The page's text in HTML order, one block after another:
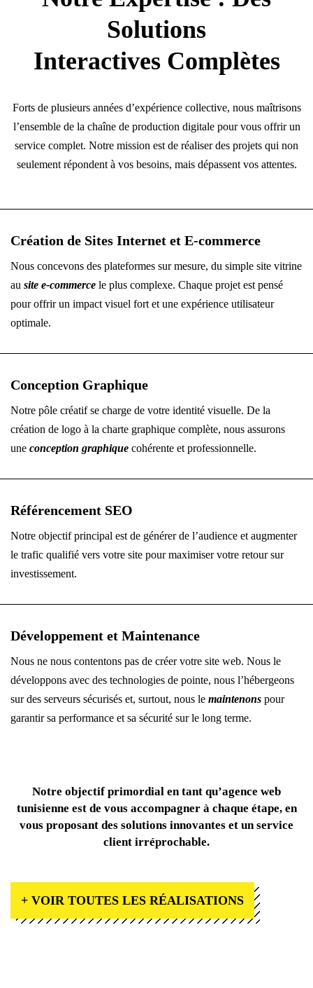
Solutions
Interactives Complètes
Forts de plusieurs années d’expérience collective, nous maîtrisons
l’ensemble de la chaîne de production digitale pour vous offrir un
service complet. Notre mission est de réaliser des projets qui non
seulement répondent à vos besoins, mais dépassent vos attentes.
Création de Sites Internet et E-commerce
Nous concevons des plateformes sur mesure, du simple site vitrine
au site e-commerce le plus complexe. Chaque projet est pensé
pour offrir un impact visuel fort et une expérience utilisateur
optimale.
Conception Graphique
Notre pôle créatif se charge de votre identité visuelle. De la
création de logo à la charte graphique complète, nous assurons
une conception graphique cohérente et professionnelle.
Référencement SEO
Notre objectif principal est de générer de l’audience et augmenter
le trafic qualifié vers votre site pour maximiser votre retour sur
investissement.
Développement et Maintenance
Nous ne nous contentons pas de créer votre site web. Nous le
développons avec des technologies de pointe, nous l’hébergeons
sur des serveurs sécurisés et, surtout, nous le maintenons pour
garantir sa performance et sa sécurité sur le long terme.
Notre objectif primordial en tant qu’agence web
tunisienne est de vous accompagner à chaque étape, en
vous proposant des solutions innovantes et un service
client irréprochable.
+ VOIR TOUTES LES RÉALISATIONS